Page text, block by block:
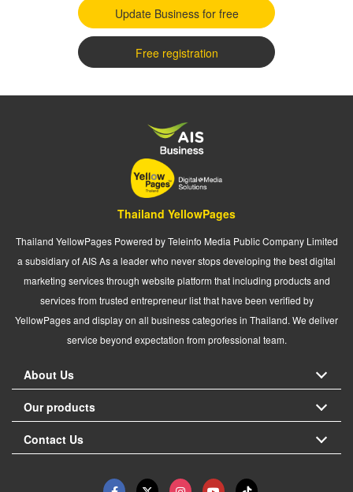
Update Business for free
Free registration
Thailand YellowPages
Thailand YellowPages Powered by Teleinfo Media Public Company Limited
a subsidiary of AIS As a leader who never stops developing the best digital
marketing services through website platform that including products and
services from trusted entrepreneur list that have been verified by
YellowPages and display on all business categories in Thailand. We deliver
service beyond expectation from professional team.
About Us
Our products
Contact Us